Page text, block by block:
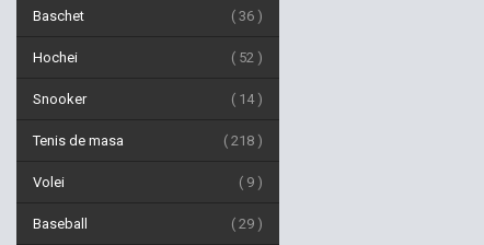
Baschet 36
Hochei 52
Snooker 14
Tenis de masa 218
Volei 9
Baseball 29